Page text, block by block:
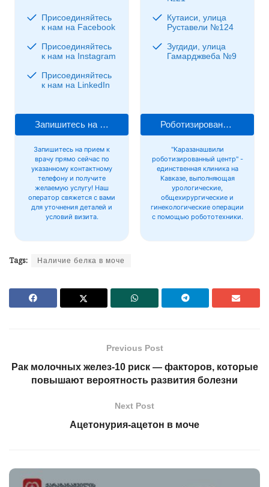
Присоединяйтесь
к нам на Facebook
Присоединяйтесь
к нам на Instagram
Присоединяйтесь
к нам на LinkedIn
Запишитесь на прием к врачу
Запишитесь на прием к
врачу прямо сейчас по
указанному контактному
телефону и получите
желаемую услугу! Наш
оператор свяжется с вами
для уточнения деталей и
условий визита.
Кутаиси, улица
Руставели №124
Зугдиди, улица
Гамарджвеба №9
Роботизированная хирургия
"Каразанашвили
роботизированный центр" -
единственная клиника на
Кавказе, выполняющая
урологические,
общехирургические и
гинекологические операции
с помощью робототехники.
Tags: Наличие белка в моче
Previous Post
Рак молочных желез-10 риск — факторов, которые
повышают вероятность развития болезни
Next Post
Ацетонурия-ацетон в моче